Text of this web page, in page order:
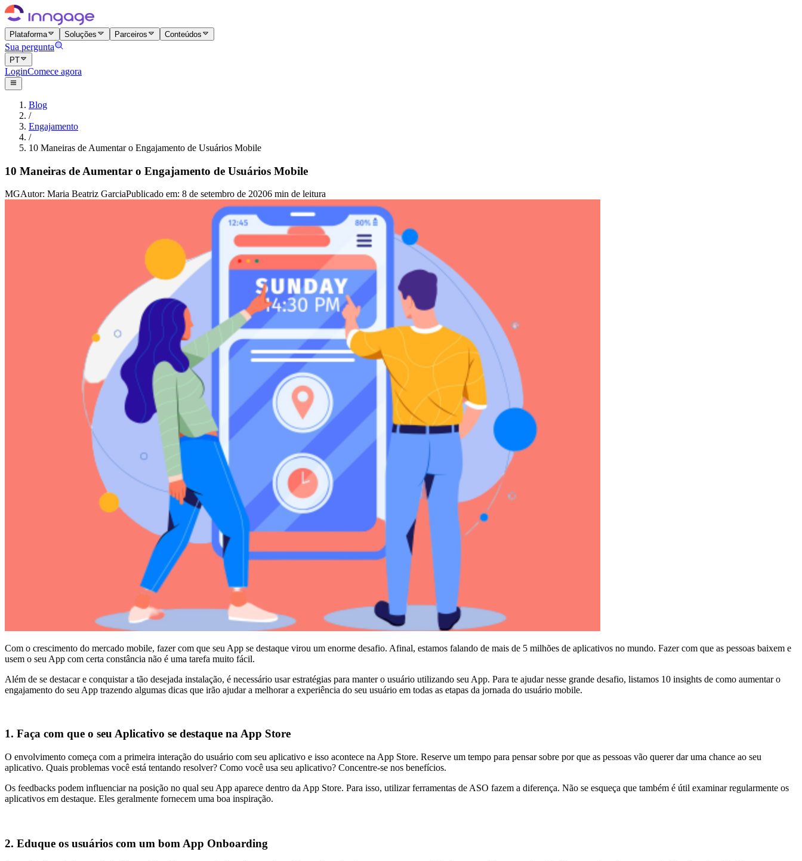
Plataforma Soluções Parceiros Conteúdos
Sua pergunta
PT
LoginComece agora
Blog
/
Engajamento
/
10 Maneiras de Aumentar o Engajamento de Usuários Mobile
10 Maneiras de Aumentar o Engajamento de Usuários Mobile
MGAutor: Maria Beatriz GarciaPublicado em: 8 de setembro de 20206 min de leitura
Com o crescimento do mercado mobile, fazer com que seu App se destaque virou um enorme desafio. Afinal, estamos falando de mais de 5 milhões de aplicativos no mundo. Fazer com que as pessoas baixem e
usem o seu App com certa constância não é uma tarefa muito fácil.
Além de se destacar e conquistar a tão desejada instalação, é necessário usar estratégias para manter o usuário utilizando seu App. Para te ajudar nesse grande desafio, listamos 10 insights de como aumentar o
engajamento do seu App trazendo algumas dicas que irão ajudar a melhorar a experiência do seu usuário em todas as etapas da jornada do usuário mobile.
1. Faça com que o seu Aplicativo se destaque na App Store
O envolvimento começa com a primeira interação do usuário com seu aplicativo e isso acontece na App Store. Reserve um tempo para pensar sobre por que as pessoas vão querer dar uma chance ao seu
aplicativo. Quais problemas você está tentando resolver? Como você usa seu aplicativo? Concentre-se nos benefícios.
Os feedbacks podem influenciar na posição no qual seu App aparece dentro da App Store. Para isso, utilizar ferramentas de ASO fazem a diferença. Não se esqueça que também é útil examinar regularmente os
aplicativos em destaque. Eles geralmente fornecem uma boa inspiração.
2. Eduque os usuários com um bom App Onboarding